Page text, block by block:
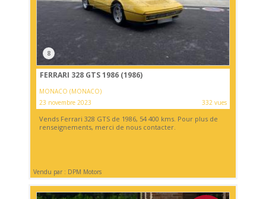
8
FERRARI 328 GTS 1986 (1986)
MONACO (MONACO)
23 novembre 2023
332 vues
Vends Ferrari 328 GTS de 1986, 54 400 kms. Pour plus de
renseignements, merci de nous contacter.
Vendu par : DPM Motors